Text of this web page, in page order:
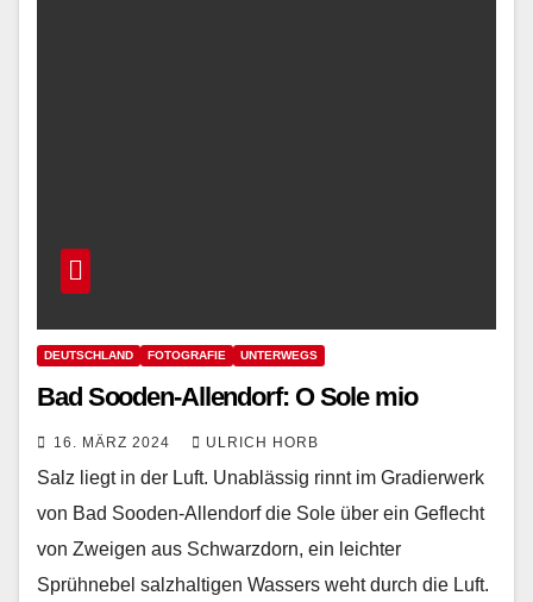
DEUTSCHLAND FOTOGRAFIE UNTERWEGS
Bad Sooden-Allendorf: O Sole mio
16. MÄRZ 2024 ULRICH HORB
Salz liegt in der Luft. Unablässig rinnt im Gradierwerk
von Bad Sooden-Allendorf die Sole über ein Geflecht
von Zweigen aus Schwarzdorn, ein leichter
Sprühnebel salzhaltigen Wassers weht durch die Luft.